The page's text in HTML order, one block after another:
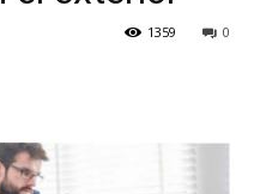
0
1359